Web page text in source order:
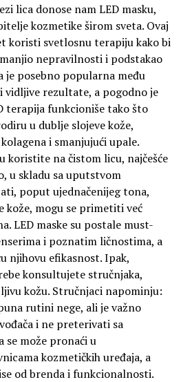
lica donose nam LED masku,
kozmetike širom sveta. Ovaj
koristi svetlosnu terapiju kako bi
nepravilnosti i podstakao
je posebno popularna među
vidljive rezultate, a pogodno je
terapija funkcioniše tako što
u dublje slojeve kože,
i smanjujući upale.
koristite na čistom licu, najčešće
u skladu sa uputstvom
poput ujednačenijeg tona,
kože, mogu se primetiti već
LED maske su postale must-
i poznatim ličnostima, a
njihovu efikasnost. Ipak,
konsultujete stručnjaka,
kožu. Stručnjaci napominju:
rutini nege, ali je važno
i ne preterivati sa
se može pronaći u
kozmetičkih uređaja, a
od brenda i funkcionalnosti.